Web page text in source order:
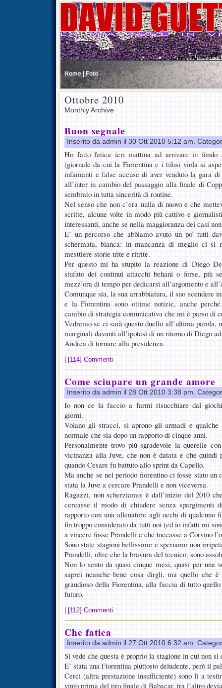
Home | Foto
Ottobre 2010
Monthly Archive
Buon segnale
Inserito da admin il 30 Ott 2010 5:12 am.
Ho fatto fatica ieri mattina ad arrivare in fondo
(giornale da cui la Fiorentina e i tifosi viola si
infamanti e false accuse di aver venduto la gara
all’inter in cambio del passaggio alla finale di
sembrato in tutta sincerità di routine.
Nel senso che non c’era nulla di nuovo e che
scritte, alcune volte in modo più cattivo e
interessanti, anche se nella maggioranza dei casi
E’ un percorso che abbiamo avuto un po’ tutti
schermata, bianca: in mancanza di meglio ci si
mesttiere storie trite e ritrite.
Per questo mi ha stupito la reazione di Diego
stufato dei continui attacchi behani o forse, più
mezz’ora di tempo per dedicarsi all’argomento e
Comunque sia, la sua arrabbiatura, il suo scendere
e la Fiorentina sono ottime notizie, anche
cambio di strategia comunicativa che mi è parso di
Vedremo se ci sarà questo duello all’ultima parola,
marginali davanti all’ipotesi di un ritorno di Diego
Andrea di tornare alla presidenza.
[114] Commenti
Come sciupare un grande amore
Inserito da admin il 28 Ott 2010 3:38 pm.
Io non ce la faccio a farmi risucchiare dal
giorni.
Volano gli stracci, si aprono gli armadi e
normale che sia dopo un rapporto di cinque anni.
Personalmente trovo più sgradevole la querelle
vicinanza alla Juve, che non è datata e che quindi
quando Cesare fu battuto allo sprint da Capello.
Ma anche se nel periodo fiorentino ci fosse stato un
stata la Juve a cercare Prandelli e non viceversa.
Ragazzi, non scherziamo: è dall’inizio del 2010
cercasse il modo di chiudere senza spargimenti
rapporto con una allenatore agli occhi di qualcuno
fin troppo considerato da tutti noi (ed io infatti mi
a vincere fosse Prandelli e che toccasse a Corvino
Sono state stagioni bellissime e speriamo non
Prandelli, oltre che la bravura del tecnico, sono
Non lo sento da quasi cinque mesi, quasi per una
saprei neanche bene cosa dirgli, ma quello che
grandioso della Fiorentina, alla faccia di tutto
futuro.
[112] Commenti
Che fatica
Inserito da admin il 27 Ott 2010 6:32 am.
Si vede che questa è proprio la stagione in cui non si
E’ stata una Fiorentina piuttosto deludente, però il
Cerci (altra prestazione insufficiente) sono lì a
vinto prima del tiro finale di Babacar, tra l’altro